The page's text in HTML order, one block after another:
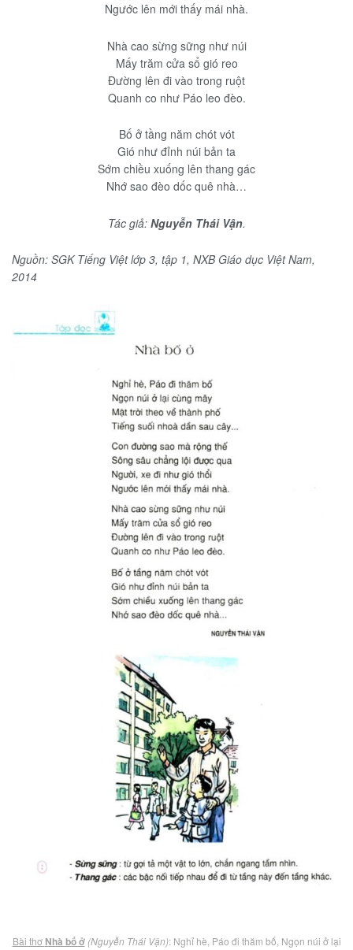
Ngước lên mới thấy mái nhà.
Nhà cao sừng sững như núi
Mấy trăm cửa sổ gió reo
Đường lên đi vào trong ruột
Quanh co như Páo leo đèo.
Bố ở tầng năm chót vót
Gió như đỉnh núi bản ta
Sớm chiều xuống lên thang gác
Nhớ sao đèo dốc quê nhà…
Tác giả: Nguyễn Thái Vận.
Nguồn: SGK Tiếng Việt lớp 3, tập 1, NXB Giáo dục Việt Nam,
2014
Bài thơ Nhà bố ở (Nguyễn Thái Vận): Nghỉ hè, Páo đi thăm bố, Ngọn núi ở lại